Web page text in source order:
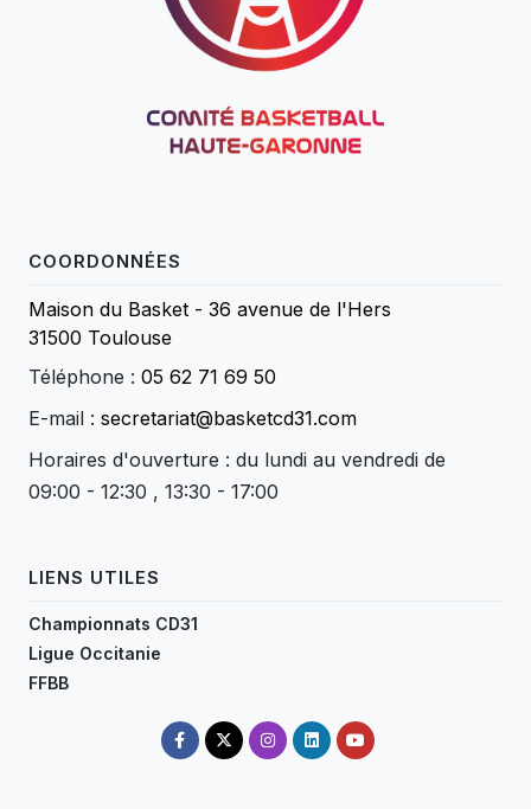
COORDONNÉES
Maison du Basket - 36 avenue de l'Hers
31500 Toulouse
Téléphone : 05 62 71 69 50
E-mail : secretariat@basketcd31.com
Horaires d'ouverture : du lundi au vendredi de
09:00 - 12:30 , 13:30 - 17:00
LIENS UTILES
Championnats CD31
Ligue Occitanie
FFBB